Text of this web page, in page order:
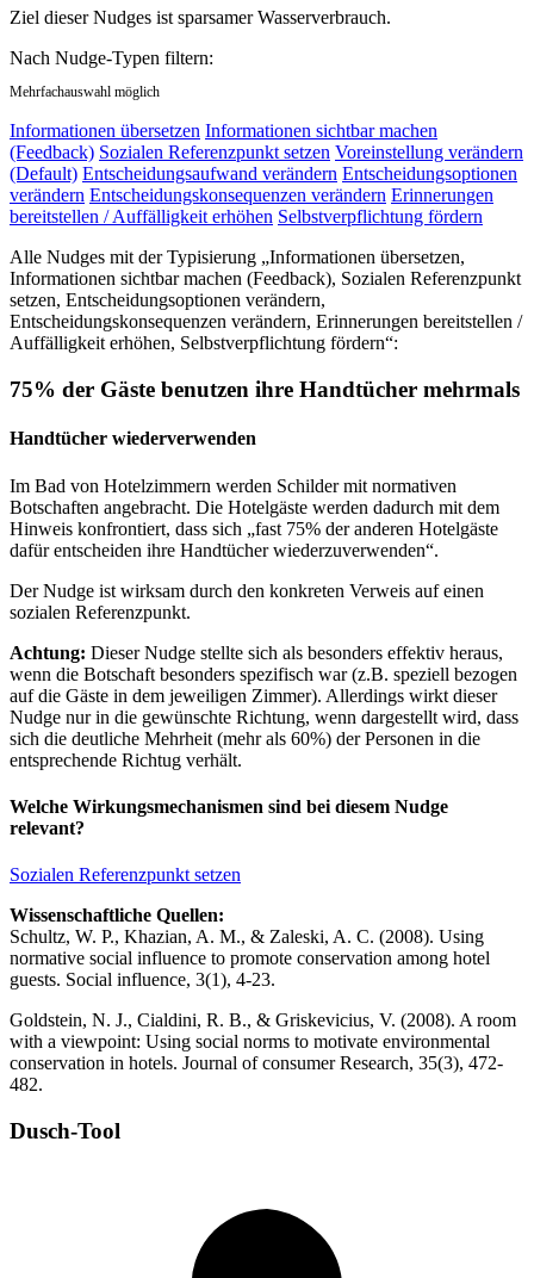
Ziel dieser Nudges ist sparsamer Wasserverbrauch.
Nach Nudge-Typen filtern:
Mehrfachauswahl möglich
Informationen übersetzen Informationen sichtbar machen
(Feedback) Sozialen Referenzpunkt setzen Voreinstellung verändern
(Default) Entscheidungsaufwand verändern Entscheidungsoptionen
verändern Entscheidungskonsequenzen verändern Erinnerungen
bereitstellen / Auffälligkeit erhöhen Selbstverpflichtung fördern
Alle Nudges mit der Typisierung „Informationen übersetzen,
Informationen sichtbar machen (Feedback), Sozialen Referenzpunkt
setzen, Entscheidungsoptionen verändern,
Entscheidungskonsequenzen verändern, Erinnerungen bereitstellen /
Auffälligkeit erhöhen, Selbstverpflichtung fördern“:
75% der Gäste benutzen ihre Handtücher mehrmals
Handtücher wiederverwenden
Im Bad von Hotelzimmern werden Schilder mit normativen
Botschaften angebracht. Die Hotelgäste werden dadurch mit dem
Hinweis konfrontiert, dass sich „fast 75% der anderen Hotelgäste
dafür entscheiden ihre Handtücher wiederzuverwenden“.
Der Nudge ist wirksam durch den konkreten Verweis auf einen
sozialen Referenzpunkt.
Achtung: Dieser Nudge stellte sich als besonders effektiv heraus,
wenn die Botschaft besonders spezifisch war (z.B. speziell bezogen
auf die Gäste in dem jeweiligen Zimmer). Allerdings wirkt dieser
Nudge nur in die gewünschte Richtung, wenn dargestellt wird, dass
sich die deutliche Mehrheit (mehr als 60%) der Personen in die
entsprechende Richtug verhält.
Welche Wirkungsmechanismen sind bei diesem Nudge
relevant?
Sozialen Referenzpunkt setzen
Wissenschaftliche Quellen:
Schultz, W. P., Khazian, A. M., & Zaleski, A. C. (2008). Using
normative social influence to promote conservation among hotel
guests. Social influence, 3(1), 4-23.
Goldstein, N. J., Cialdini, R. B., & Griskevicius, V. (2008). A room
with a viewpoint: Using social norms to motivate environmental
conservation in hotels. Journal of consumer Research, 35(3), 472-
482.
Dusch-Tool